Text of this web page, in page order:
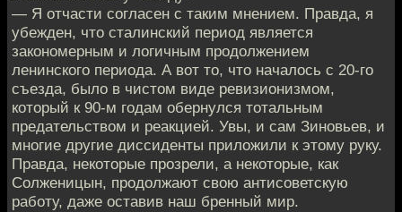
— Я отчасти согласен с таким мнением. Правда, я
убежден, что сталинский период является
закономерным и логичным продолжением
ленинского периода. А вот то, что началось с 20-го
съезда, было в чистом виде ревизионизмом,
который к 90-м годам обернулся тотальным
предательством и реакцией. Увы, и сам Зиновьев, и
многие другие диссиденты приложили к этому руку.
Правда, некоторые прозрели, а некоторые, как
Солженицын, продолжают свою антисоветскую
работу, даже оставив наш бренный мир.